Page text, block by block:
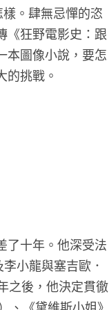
。肆無忌憚的恣
《狂野電影史：跟
本圖像小說，要怎
挑戰。
了十年。他深受法
小龍與塞吉歐．
之後，他決定貫徹